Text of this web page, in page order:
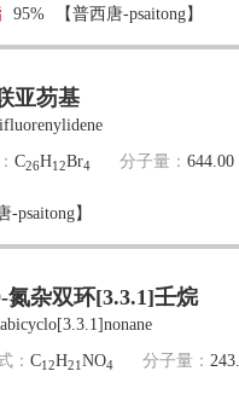
95% 【普西唐-psaitong】
亚芴基
C26H12Br4 分子量： 644.00
-psaitong】
氮杂双环[3.3.1]壬烷
： C12H21 NO4 分子量：